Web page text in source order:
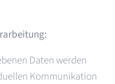
Daten werden
Kommunikation